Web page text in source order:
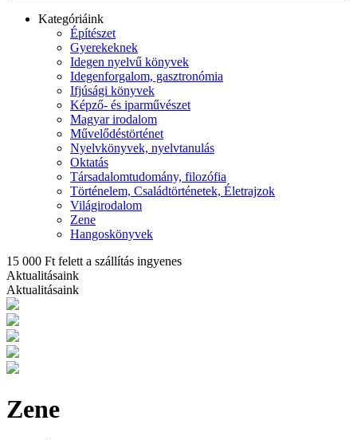
Kategóriáink
Építészet
Gyerekeknek
Idegen nyelvű könyvek
Idegenforgalom, gasztronómia
Ifjúsági könyvek
Képző- és iparművészet
Magyar irodalom
Művelődéstörténet
Nyelvkönyvek, nyelvtanulás
Oktatás
Társadalomtudomány, filozófia
Történelem, Családtörténetek, Életrajzok
Világirodalom
Zene
Hangoskönyvek
15 000 Ft felett a szállítás ingyenes
Aktualitásaink
Aktualitásaink
Zene